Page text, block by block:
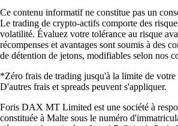
Ce contenu informatif ne constitue pas un
Le trading de crypto-actifs comporte des
volatilité. Évaluez votre tolérance au risque
récompenses et avantages sont soumis à des
de détention de jetons, modifiables selon nos
*Zéro frais de trading jusqu'à la limite de
D'autres frais et spreads peuvent s'appliquer.
Foris DAX MT Limited est une société à
constituée à Malte sous le numéro